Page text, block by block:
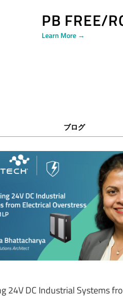
PB FREE/
Learn More →
ブログ
24V DC Industrial Systems